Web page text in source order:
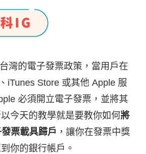
灣的電子發票政策，當用戶在
iTunes Store 或其他 Apple 服
必須開立電子發票，並將其
今天的教學就是要教你如何將
票載具歸戶 ，讓你在發票中獎
你的銀行帳戶。